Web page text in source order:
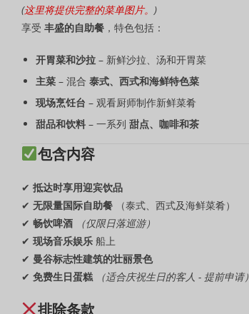
(这里将提供完整的菜单图片。 )
享受 丰盛的自助餐 ，特色包括：
开胃菜和沙拉 – 新鲜沙拉、汤和开胃菜
主菜 – 混合 泰式、西式和海鲜特色菜
现场烹饪台 – 观看厨师制作新鲜菜肴
甜品和饮料 – 一系列 甜点、咖啡和茶
包含内容
✔ 抵达时享用迎宾饮品
✔ 无限量国际自助餐 （泰式、西式及海鲜菜肴）
✔ 畅饮啤酒
（仅限日落巡游）
✔ 现场音乐娱乐 船上
✔ 曼谷标志性建筑的壮丽景色
✔ 免费生日蛋糕 （适合庆祝生日的客人 - 提前申请）
排除条款